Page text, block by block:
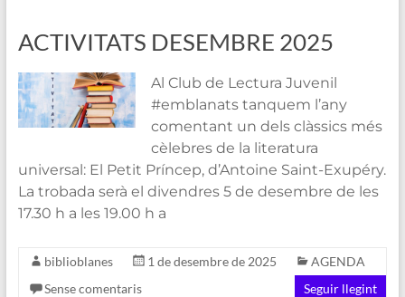
ACTIVITATS DESEMBRE 2025
Al Club de Lectura Juvenil
#emblanats tanquem l’any
comentant un dels clàssics més
cèlebres de la literatura
universal: El Petit Príncep, d’Antoine Saint-Exupéry.
La trobada serà el divendres 5 de desembre de les
17.30 h a les 19.00 h a
biblioblanes 1 de desembre de 2025
AGENDA
Sense comentaris
Seguir llegint